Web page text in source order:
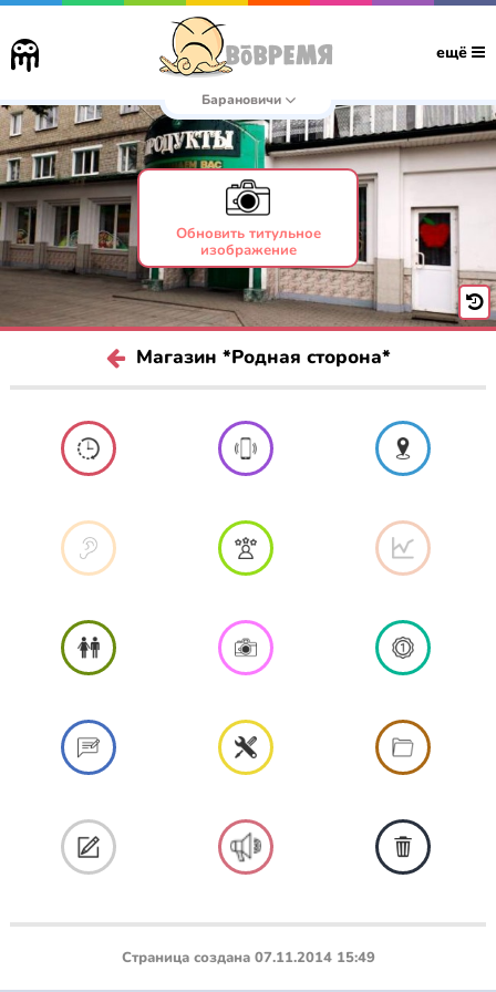
ещё
Барановичи
Обновить титульное
изображение
Магазин *Родная сторона*
Страница создана 07.11.2014 15:49